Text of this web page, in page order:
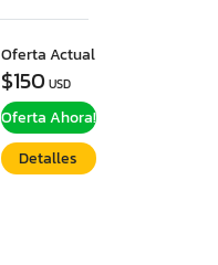
Oferta Actual
$150USD
Oferta Ahora!
Detalles